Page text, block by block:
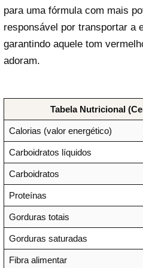
para uma fórmula com mais
responsável por transportar a
garantindo aquele tom
adoram.
Tabela Nutricional
Calorias (valor energético)
Carboidratos líquidos
Carboidratos
Proteínas
Gorduras totais
Gorduras saturadas
Fibra alimentar